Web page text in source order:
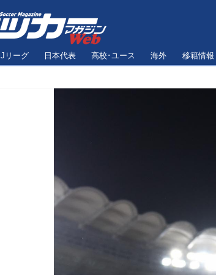
Jリーグ 日本代表 高校･ユース 海外 移籍情報